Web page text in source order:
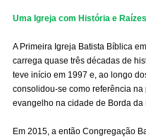
Uma Igreja com História e
A Primeira Igreja Batista Bíblica
carrega quase três décadas de
teve início em 1997 e, ao longo
consolidou-se como referência na
evangelho na cidade de Borda da
Em 2015, a então Congregação